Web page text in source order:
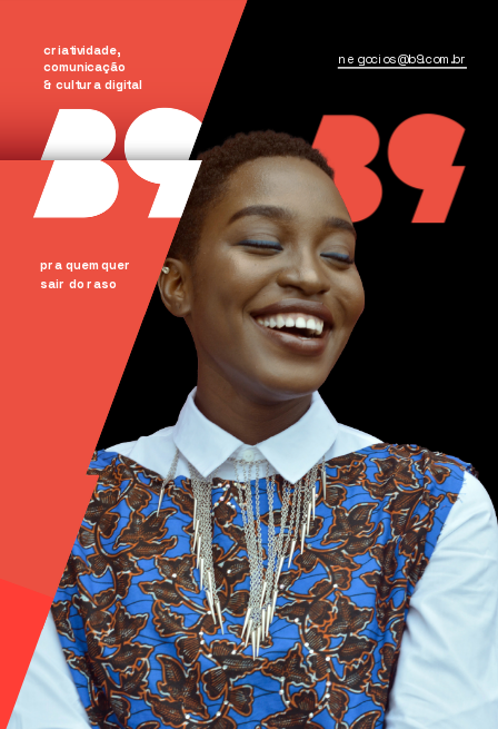
criatividade,
comunicação
& cultura digital
pra quem quer
sair do raso
negocios@b9.com.br